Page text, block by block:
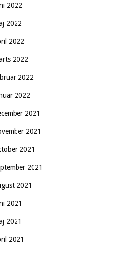
2022
2022
2022
2022
2022
2022
2021
2021
2021
2021
2021
2021
2021
2021